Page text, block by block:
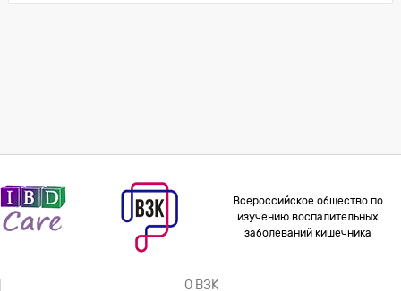
Всероссийское общество по
изучению воспалительных
заболеваний кишечника
О ВЗК